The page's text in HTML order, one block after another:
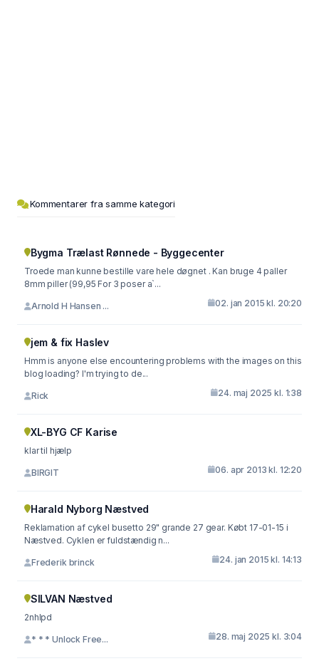
Kommentarer fra samme kategori
Bygma Trælast Rønnede - Byggecenter
Troede man kunne bestille vare hele døgnet . Kan bruge 4 paller
8mm piller (99,95 For 3 poser a`...
Arnold H Hansen ... 02. jan 2015 kl. 20:20
jem & fix Haslev
Hmm is anyone else encountering problems with the images on this
blog loading? I'm trying to de...
Rick 24. maj 2025 kl. 1:38
XL-BYG CF Karise
klar til hjælp
BIRGIT 06. apr 2013 kl. 12:20
Harald Nyborg Næstved
Reklamation af cykel busetto 29" grande 27 gear. Købt 17-01-15 i
Næstved. Cyklen er fuldstændig n...
Frederik brinck 24. jan 2015 kl. 14:13
SILVAN Næstved
2nhlpd
* * * Unlock Free... 28. maj 2025 kl. 3:04